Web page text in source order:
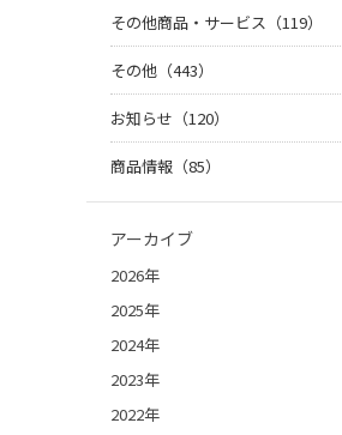
その他商品・サービス（119）
その他（443）
お知らせ（120）
商品情報（85）
アーカイブ
2026年
2025年
2024年
2023年
2022年